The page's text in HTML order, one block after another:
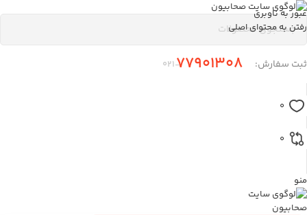
عبور به ناوبری
رفتن به محتوای اصلی
ثبت سفارش: 77901308
-۰21
0
0
منو